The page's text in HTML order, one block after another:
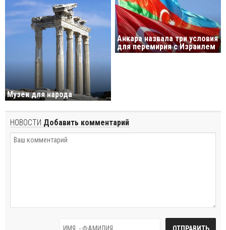
Музеи для народа
Анкара назвала три условия
для перемирия с Израилем
НОВОСТИ Добавить комментарий